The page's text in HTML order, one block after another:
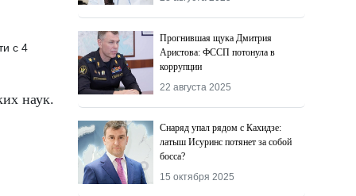
с 4
наук.
Прогнившая щука Дмитрия
Аристова: ФССП потонула в
коррупции
22 августа 2025
Снаряд упал рядом с Кахидзе:
латыш Исуринс потянет за собой
босса?
15 октября 2025